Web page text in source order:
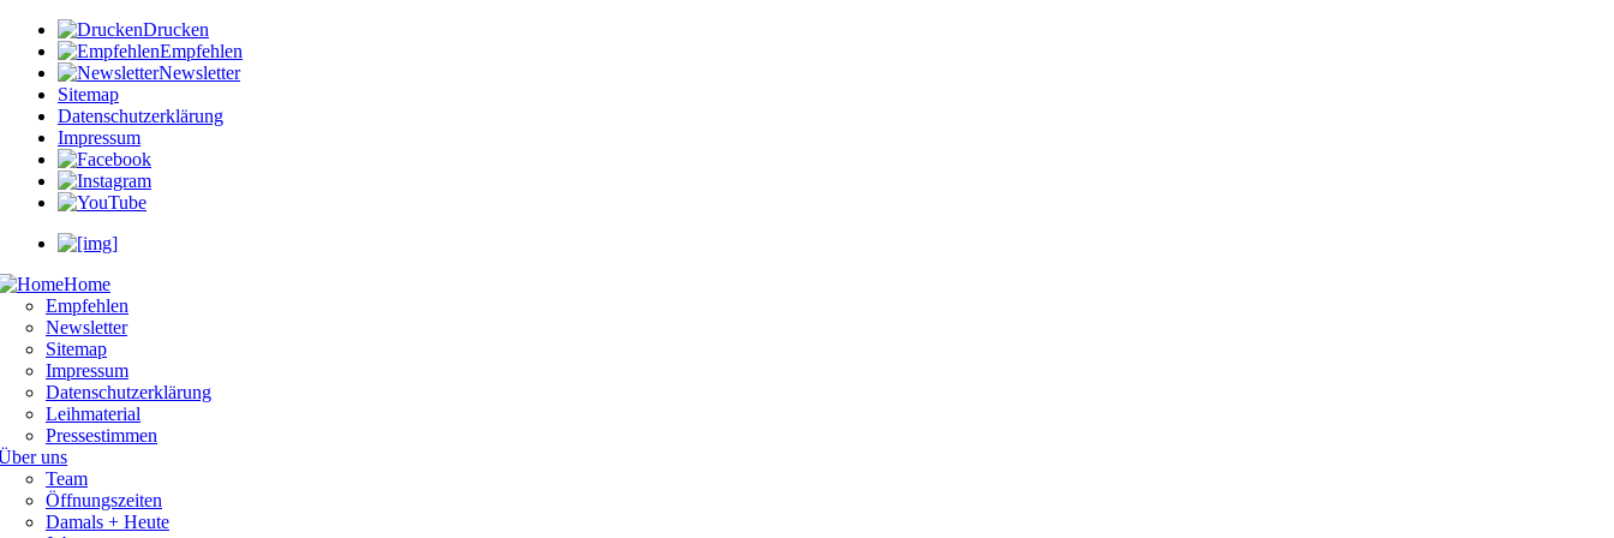
Drucken
Empfehlen
Newsletter
Sitemap
Datenschutzerklärung
Impressum
Home
Empfehlen
Newsletter
Sitemap
Impressum
Datenschutzerklärung
Leihmaterial
Pressestimmen
uns
Team
Öffnungszeiten
Damals + Heute